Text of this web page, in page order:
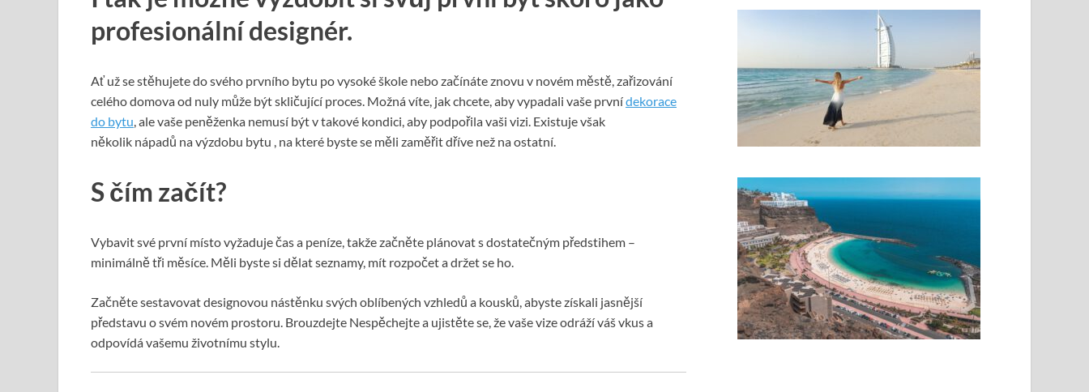
profesionální designér.
Ať už se stěhujete do svého prvního bytu po vysoké škole nebo začínáte znovu v novém městě, zařizování
celého domova od nuly může být skličující proces. Možná víte, jak chcete, aby vypadali vaše prvnídekorace
do bytu, ale vaše peněženka nemusí být v takové kondici, aby podpořila vaši vizi. Existuje však
několik nápadů na výzdobu bytu , na které byste se měli zaměřit dříve než na ostatní.
S čím začít?
Vybavit své první místo vyžaduje čas a peníze, takže začněte plánovat s dostatečným předstihem –
minimálně tři měsíce. Měli byste si dělat seznamy, mít rozpočet a držet se ho.
Začněte sestavovat designovou nástěnku svých oblíbených vzhledů a kousků, abyste získali jasnější
představu o svém novém prostoru. Brouzdejte Nespěchejte a ujistěte se, že vaše vize odráží váš vkus a
odpovídá vašemu životnímu stylu.